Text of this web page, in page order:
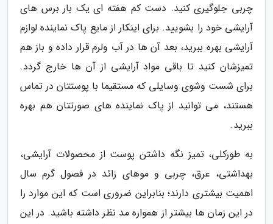
چربی جلوگیری کنید. دست کم هفته ای یک بار برس های
آرایشی خود را بشویید. برای اینکار از مایع پاک نماینده لوازم
آرایشی بهره ببرید، بعد آن ها در آب ولرم قرار داده و باز هم
تمیزشان کنید تا باقی مواد آرایشی از آن ها خارج گردد.
برای شست وشوی وسایلی که مستقیما با پوستتان در تماس
هستند، می توانید از پاک نماینده های صورتتان هم بهره
ببرید.
به طورکلی، تمیز نگه داشتن پوست از محصولات آرایشی،
بهداشتی، عرق، چربی و موهای زائد در فصول گرم سال
اهمیت بیشتری دارند؛ بنابراین ضروری است که این موارد را
در این زمان ها بیشتر از همواره مد نظر داشته باشید. در این